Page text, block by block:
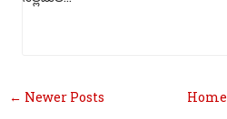
← Newer Posts Home